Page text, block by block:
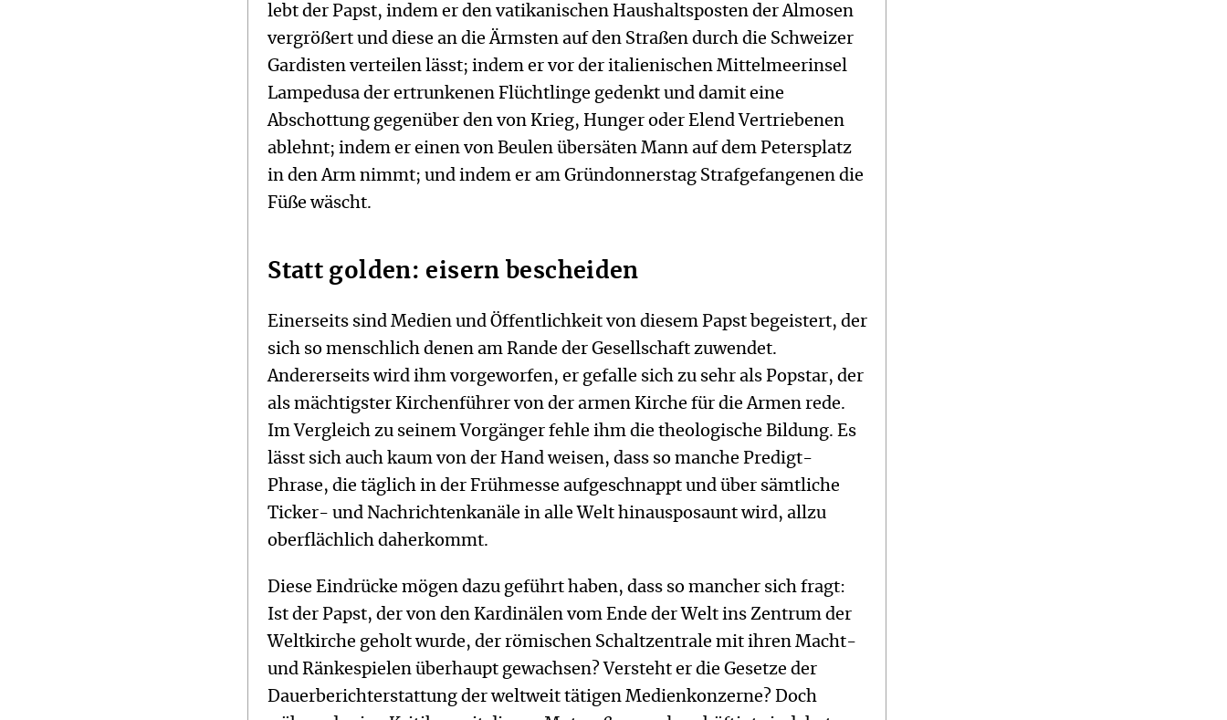
lebt der Papst, indem er den vatikanischen Haushaltsposten der Almosen
vergrößert und diese an die Ärmsten auf den Straßen durch die Schweizer
Gardisten verteilen lässt; indem er vor der italie­nischen Mittelmeerinsel
Lampedusa der ertrunkenen Flüchtlinge gedenkt und damit eine
Abschottung gegenüber den von Krieg, Hunger oder Elend Vertriebenen
ablehnt; indem er einen von Beulen übersäten Mann auf dem Petersplatz
in den Arm nimmt; und indem er am Gründonnerstag Strafgefangenen die
Füße wäscht.
Statt golden: eisern bescheiden
Einerseits sind Medien und Öffentlichkeit von diesem Papst begeistert, der
sich so menschlich denen am Rande der Gesellschaft zuwendet.
Andererseits wird ihm vorgeworfen, er gefalle sich zu sehr als Popstar, der
als mächtigster Kirchenführer von der armen Kirche für die Armen rede.
Im Vergleich zu seinem Vorgänger fehle ihm die theologische Bildung. Es
lässt sich auch kaum von der Hand weisen, dass so manche Predigt-
Phrase, die täglich in der Frühmesse aufgeschnappt und über sämtliche
Ticker- und Nachrichtenkanäle in alle Welt hinausposaunt wird, allzu
oberflächlich daherkommt.
Diese Eindrücke mögen dazu geführt haben, dass so mancher sich fragt:
Ist der Papst, der von den Kardinälen vom Ende der Welt ins Zentrum der
Weltkirche geholt wurde, der römischen Schaltzentrale mit ihren Macht-
und Ränkespielen überhaupt gewachsen? Versteht er die Gesetze der
Dauerberichterstattung der weltweit tätigen Medienkonzerne? Doch